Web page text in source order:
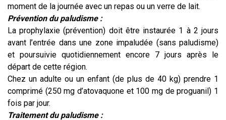
moment de la journée avec un repas ou un verre de lait.
Prévention du paludisme :
La prophylaxie (prévention) doit être instaurée 1 à 2 jours
avant l’entrée dans une zone impaludée (sans paludisme)
et poursuivie quotidiennement encore 7 jours après le
départ de cette région.
Chez un adulte ou un enfant (de plus de 40 kg) prendre 1
comprimé (250 mg d’atovaquone et 100 mg de proguanil) 1
fois par jour.
Traitement du paludisme :